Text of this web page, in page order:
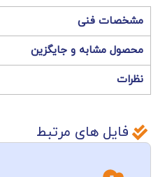
مشخصات فنی
محصول مشابه و جایگزین
نظرات
فایل های مرتبط